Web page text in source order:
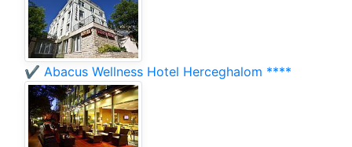
✔️ Abacus Wellness Hotel Herceghalom ****